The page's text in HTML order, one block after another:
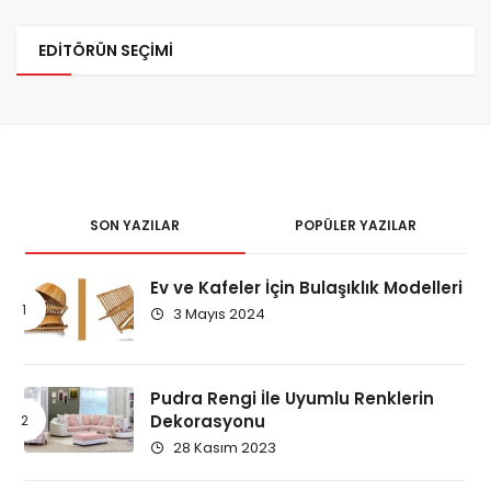
EDITÖRÜN SEÇIMI
SON YAZILAR POPÜLER YAZILAR
Ev ve Kafeler İçin Bulaşıklık Modelleri
3 Mayıs 2024
Pudra Rengi İle Uyumlu Renklerin
Dekorasyonu
28 Kasım 2023